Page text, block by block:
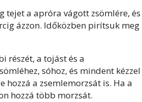
tejet a apróra vágott zsömlére, és
ázzon. Időközben pirítsuk meg
részét, a tojást és a
sóhoz, és mindent kézzel
hozzá a zsemlemorzsát is. Ha a
hozzá több morzsát.